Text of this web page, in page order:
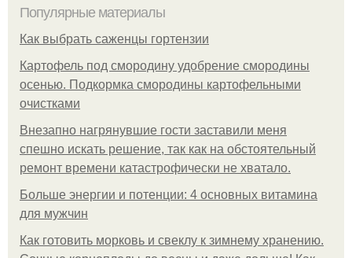
Популярные материалы
Как выбрать саженцы гортензии
Картофель под смородину удобрение смородины
осенью. Подкормка смородины картофельными
очистками
Внезапно нагрянувшие гости заставили меня
спешно искать решение, так как на обстоятельный
ремонт времени катастрофически не хватало.
Больше энергии и потенции: 4 основных витамина
для мужчин
Как готовить морковь и свеклу к зимнему хранению.